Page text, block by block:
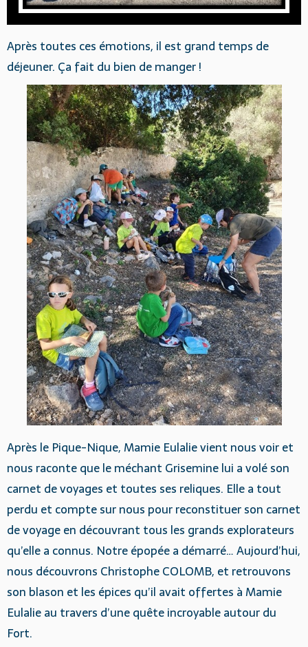
Après toutes ces émotions, il est grand temps de
déjeuner. Ça fait du bien de manger !
Après le Pique-Nique, Mamie Eulalie vient nous voir et
nous raconte que le méchant Grisemine lui a volé son
carnet de voyages et toutes ses reliques. Elle a tout
perdu et compte sur nous pour reconstituer son carnet
de voyage en découvrant tous les grands explorateurs
qu’elle a connus. Notre épopée a démarré… Aujourd’hui,
nous découvrons Christophe COLOMB, et retrouvons
son blason et les épices qu’il avait offertes à Mamie
Eulalie au travers d’une quête incroyable autour du
Fort.